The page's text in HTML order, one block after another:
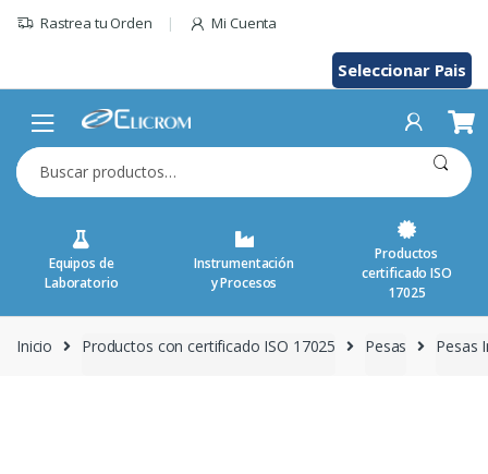
Rastrea tu Orden Mi Cuenta
Seleccionar Pais
Buscar
por:
Equipos de
Laboratorio
Instrumentación
y Procesos
Productos
certificado ISO
17025
Inicio Productos con certificado ISO 17025 Pesas Pesas